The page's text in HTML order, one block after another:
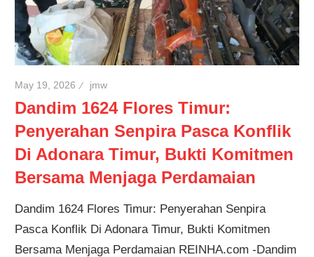
May 19, 2026 jmw
Dandim 1624 Flores Timur:
Penyerahan Senpira Pasca Konflik
Di Adonara Timur, Bukti Komitmen
Bersama Menjaga Perdamaian
Dandim 1624 Flores Timur: Penyerahan Senpira
Pasca Konflik Di Adonara Timur, Bukti Komitmen
Bersama Menjaga Perdamaian REINHA.com -Dandim